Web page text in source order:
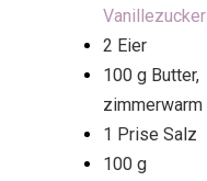
Vanillezucker
2 Eier
100 g Butter,
zimmerwarm
1 Prise Salz
100 g